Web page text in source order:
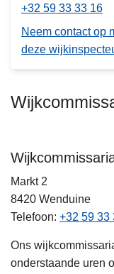
+32 59 33 33 16
Neem contact op
deze
Markt 2
8420 Wenduine
Telefoon +32 59 33
Ons
onderstaande uren